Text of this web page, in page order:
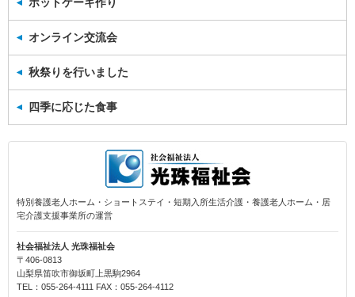
ホットケーキ作り
オンライン交流会
秋祭りを行いました
四季に応じた食事
特別養護老人ホーム・ショートステイ・短期入所生活介護・養護老人ホーム・居
宅介護支援事業所の運営
社会福祉法人 光珠福祉会
〒406-0813
山梨県笛吹市御坂町上黒駒2964
TEL：055-264-4111 FAX：055-264-4112